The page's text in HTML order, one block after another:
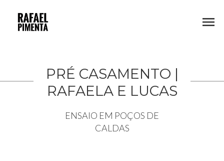
menu
PRÉ CASAMENTO |
RAFAELA E LUCAS
ENSAIO EM POÇOS DE
CALDAS